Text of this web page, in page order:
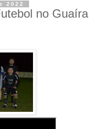
2022
no Guaíra